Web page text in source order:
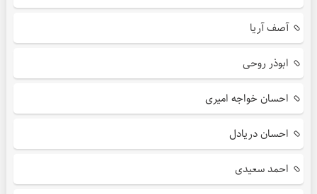
آصف آریا
ابوذر روحی
احسان خواجه امیری
احسان دریادل
احمد سعیدی